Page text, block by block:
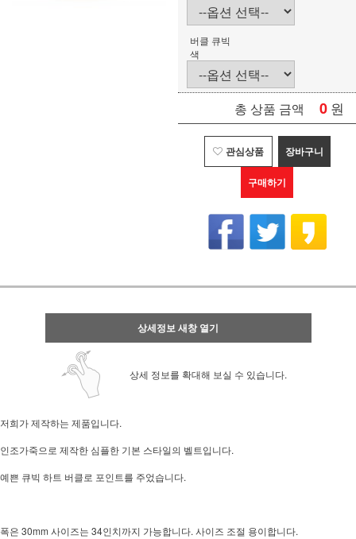
버클 큐빅
색
총 상품 금액 0 원
관심상품 장바구니
구매하기
상세정보 새창 열기
상세 정보를 확대해 보실 수 있습니다.
저희가 제작하는 제품입니다.
인조가죽으로 제작한 심플한 기본 스타일의 벨트입니다.
예쁜 큐빅 하트 버클로 포인트를 주었습니다.
폭은 30mm 사이즈는 34인치까지 가능합니다. 사이즈 조절 용이합니다.